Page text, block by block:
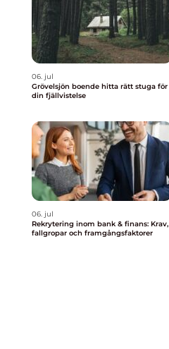
06. jul
Grövelsjön boende hitta rätt stuga för
din fjällvistelse
06. jul
Rekrytering inom bank & finans: Krav,
fallgropar och framgångsfaktorer